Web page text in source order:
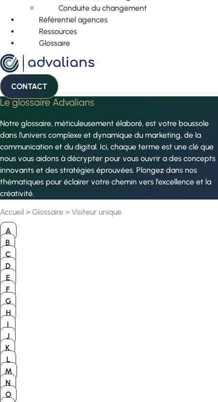
Conduite du changement
Référentiel agences
Ressources
Glossaire
CONTACT
Le glossaire Advalians
Notre glossaire, méticuleusement élaboré, est votre boussole
dans l’univers complexe et dynamique du marketing, de la
communication et du digital. Ici, chaque terme est une clé que
nous vous aidons à décrypter pour vous ouvrir a des concepts
innovants et des stratégies éprouvées. Plongez dans nos
thématiques pour éclairer votre chemin vers l’excellence et la
créativité.
Accueil > Glossaire > Visiteur unique
A
B
C
D
E
F
G
H
I
J
K
L
M
N
O